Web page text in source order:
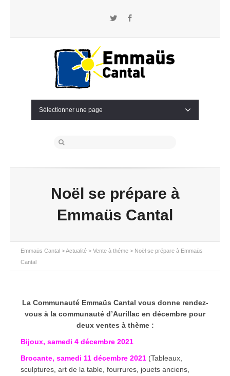
Twitter
Sélectionner une page
Noël se prépare à
Emmaüs Cantal
Emmaüs Cantal >Actualité > Vente à théme > Noël se prépare à Emmaüs
Cantal
La Communauté Emmaüs Cantal vous donne rendez-
vous à la communauté d’Aurillac en décembre pour
deux ventes à thème :
Bijoux, samedi 4 décembre 2021
Brocante, samedi 11 décembre 2021 (Tableaux,
sculptures, art de la table, fourrures, jouets anciens,